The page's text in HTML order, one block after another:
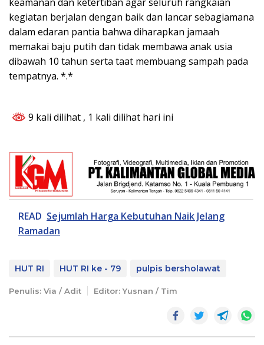
kegiatan berjalan dengan baik dan lancar sebagiamana
dalam edaran pantia bahwa diharapkan jamaah
memakai baju putih dan tidak membawa anak usia
dibawah 10 tahun serta taat membuang sampah pada
tempatnya. *.*
9 kali dilihat , 1 kali dilihat hari ini
READ Sejumlah Harga Kebutuhan Naik Jelang
Ramadan
HUT RI HUT RI ke - 79 pulpis bersholawat
Penulis: Via / Adit Editor: Yusnan / Tim